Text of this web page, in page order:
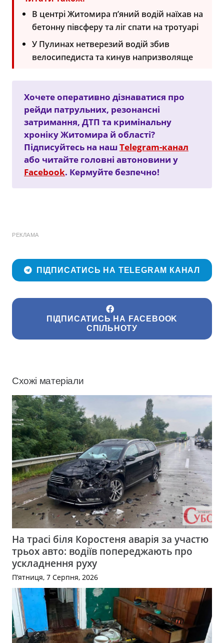
В центрі Житомира п’яний водій наїхав на
бетонну півсферу та ліг спати на тротуарі
У Пулинах нетверезий водій збив
велосипедиста та кинув напризволяще
Хочете оперативно дізнаватися про
рейди патрульних, резонансні
затримання, ДТП та кримінальну
хроніку Житомира й області?
Підписуйтесь на нашTelegram-канал
або читайте головні автоновини у
Facebook. Кермуйте безпечно!
РЕКЛАМА
ПІДПИСАТИСЬ НА TELEGRAM КАНАЛ
ПІДПИСАТИСЬ НА FACEBOOK
СПІЛЬНОТУ
Схожі матеріали
На трасі біля Коростеня аварія за участю
трьох авто: водіїв попереджають про
ускладнення руху
П’ятниця, 7 Серпня, 2026